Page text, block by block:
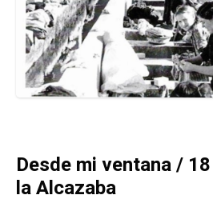
Desde mi ventana /
la Alcazaba